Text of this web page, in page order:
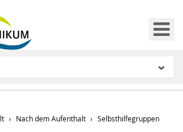
Nach dem Aufenthalt Selbsthilfegruppen